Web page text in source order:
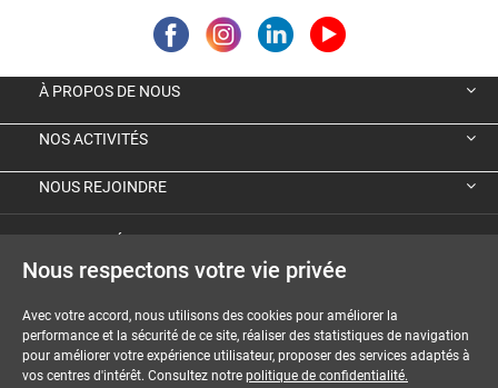
À PROPOS DE NOUS
NOS ACTIVITÉS
NOUS REJOINDRE
MENTIONS LÉGALES
Nous respectons votre vie privée
Avec votre accord, nous utilisons des cookies pour améliorer la
performance et la sécurité de ce site, réaliser des statistiques de navigation
pour améliorer votre expérience utilisateur, proposer des services adaptés à
vos centres d'intérêt. Consultez notre politique de confidentialité.